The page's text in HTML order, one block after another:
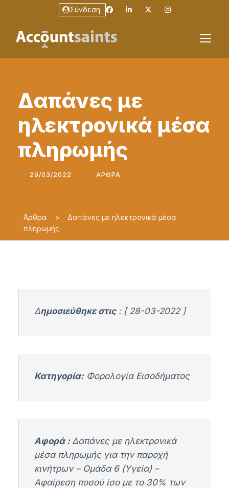
Σύνδεση
Δαπάνες με
ηλεκτρονικά μέσα
πληρωμής
29/03/2022 ΆΡΘΡΑ
Άρθρα >
Δαπάνες με ηλεκτρονικά μέσα
πληρωμής
Δημοσιεύθηκε στις: [ 28-03-2022 ]
Κατηγορία: Φορολογία Εισοδήματος
Αφορά : Δαπάνες με ηλεκτρονικά
μέσα πληρωμής για την παροχή
κινήτρων – Ομάδα 6 (Υγεία) –
Αφαίρεση ποσού ίσο με το 30% των